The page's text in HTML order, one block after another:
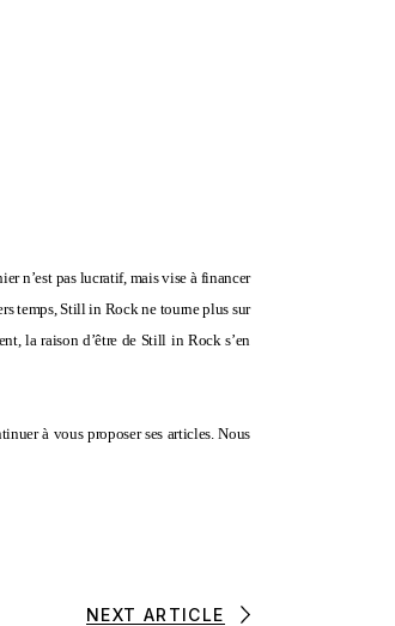
n’est pas lucratif, mais vise à financer
temps, Still in Rock ne tourne plus sur
la raison d’être de Still in Rock s’en
à vous proposer ses articles. Nous
NEXT ARTICLE